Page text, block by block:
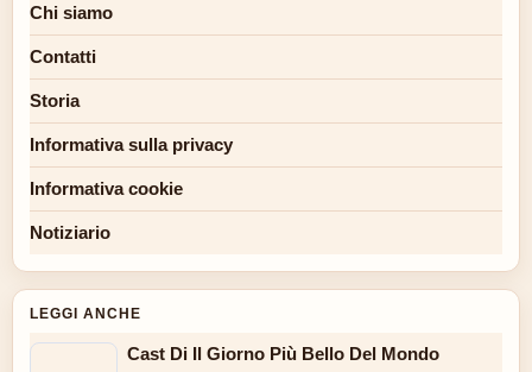
Chi siamo
Contatti
Storia
Informativa sulla privacy
Informativa cookie
Notiziario
LEGGI ANCHE
Cast Di Il Giorno Più Bello Del Mondo